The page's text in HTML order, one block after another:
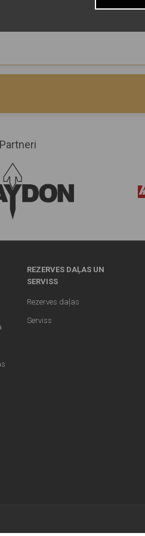
Partneri
REZERVES DAĻAS UN
SERVISS
Rezerves daļas
Serviss